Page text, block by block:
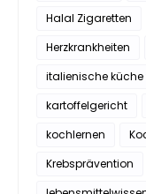
Halal Zigaretten
Herzkrankheiten
italienische
kartoffelgericht
kochlernen
Krebsprävention